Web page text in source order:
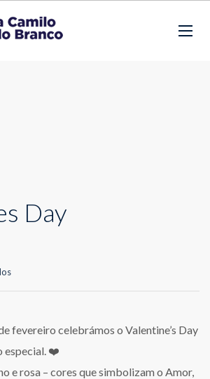
Day
em
fevereiro celebrámos o Valentine’s Day
especial. ❤️
e rosa – cores que simbolizam o Amor,